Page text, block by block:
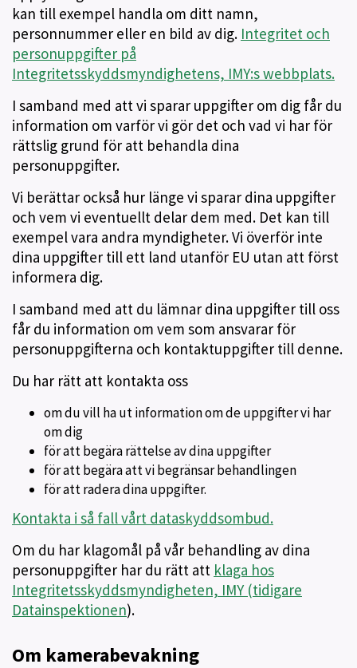
kan till exempel handla om ditt namn,
personnummer eller en bild av dig. Integritet och
personuppgifter på
Integritetsskyddsmyndighetens, IMY:s webbplats.
I samband med att vi sparar uppgifter om dig får du
information om varför vi gör det och vad vi har för
rättslig grund för att behandla dina
personuppgifter.
Vi berättar också hur länge vi sparar dina uppgifter
och vem vi eventuellt delar dem med. Det kan till
exempel vara andra myndigheter. Vi överför inte
dina uppgifter till ett land utanför EU utan att först
informera dig.
I samband med att du lämnar dina uppgifter till oss
får du information om vem som ansvarar för
personuppgifterna och kontaktuppgifter till denne.
Du har rätt att kontakta oss
om du vill ha ut information om de uppgifter vi har
om dig
för att begära rättelse av dina uppgifter
för att begära att vi begränsar behandlingen
för att radera dina uppgifter.
Kontakta i så fall vårt dataskyddsombud.
Om du har klagomål på vår behandling av dina
personuppgifter har du rätt att klaga hos
Integritetsskyddsmyndigheten, IMY (tidigare
Datainspektionen).
Om kamerabevakning